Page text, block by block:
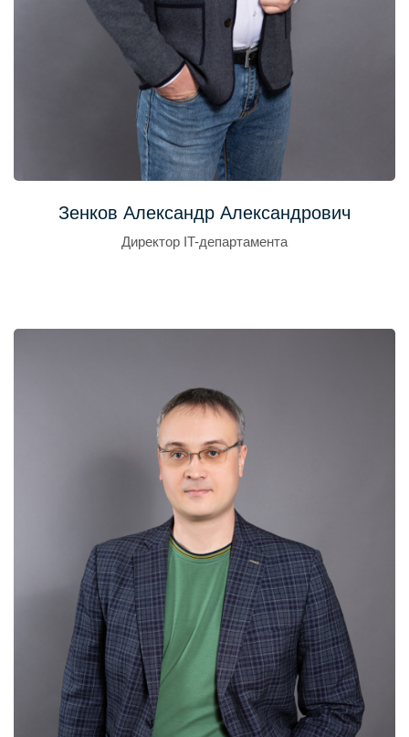
Зенков Александр Александрович
Директор IT-департамента